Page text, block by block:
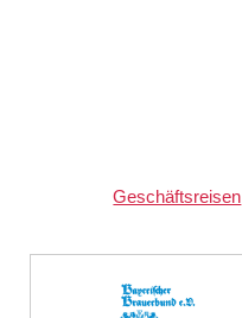
Geschäftsreisen